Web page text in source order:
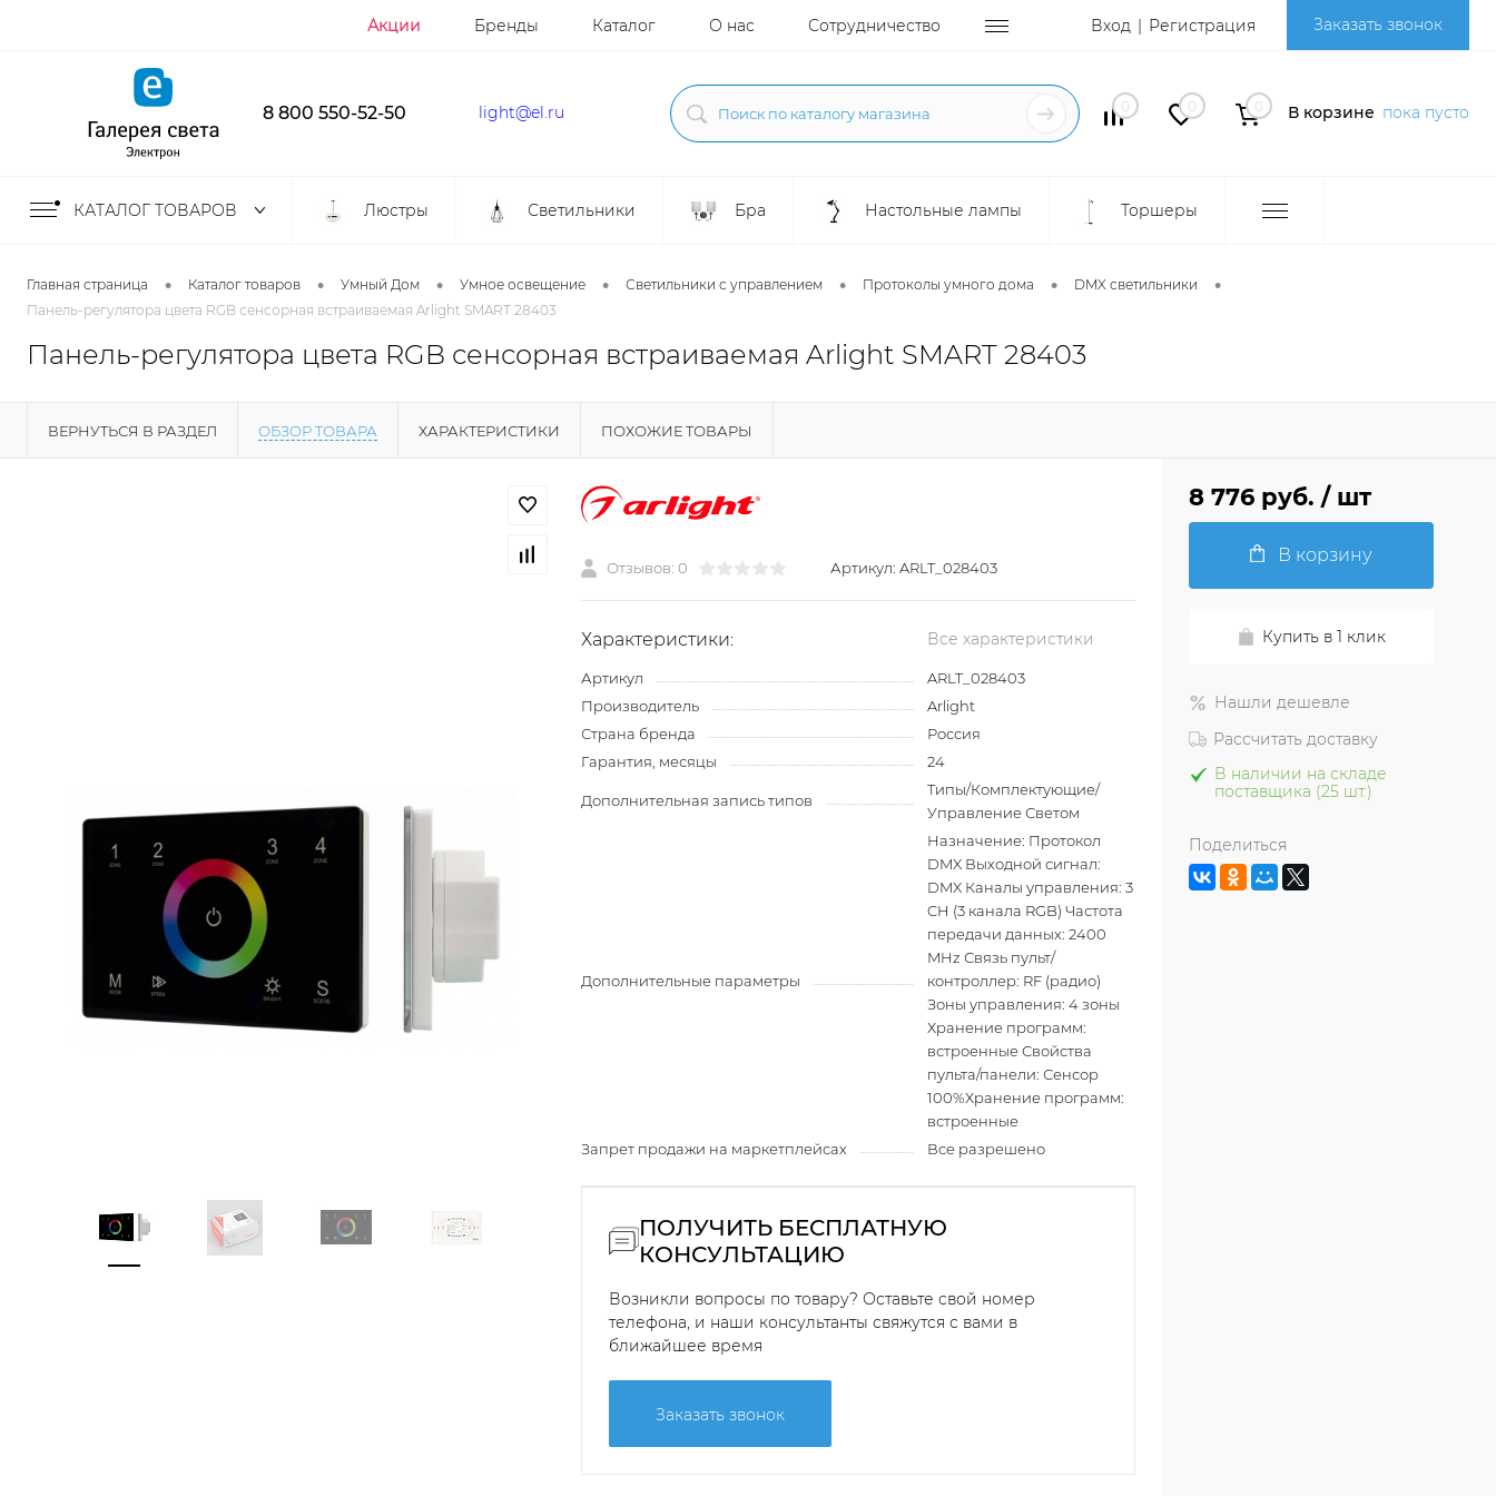
Акции Бренды Каталог О нас Сотрудничество Вход Регистрация Заказать звонок
8 800 550-52-50 light@el.ru 0 0 0 В корзине пока пусто
КАТАЛОГ ТОВАРОВ Люстры Светильники Бра Настольные лампы Торшеры
Главная страница • Каталог товаров • Умный Дом • Умное освещение • Светильники с управлением • Протоколы умного дома • DMX светильники •
Панель-регулятора цвета RGB сенсорная встраиваемая Arlight SMART 28403
Панель-регулятора цвета RGB сенсорная встраиваемая Arlight SMART 28403
ВЕРНУТЬСЯ В РАЗДЕЛ ОБЗОР ТОВАРА ХАРАКТЕРИСТИКИ ПОХОЖИЕ ТОВАРЫ
Отзывов: 0 Артикул: ARLT_028403
Характеристики: Все характеристики
Артикул
ARLT_028403
Производитель
Arlight
Страна бренда
Россия
Гарантия, месяцы
24
Дополнительная запись типов
Типы/Комплектующие/
Управление Светом
Дополнительные параметры
Назначение: Протокол
DMX Выходной сигнал:
DMX Каналы управления: 3
CH (3 канала RGB) Частота
передачи данных: 2400
MHz Связь пульт/
контроллер: RF (радио)
Зоны управления: 4 зоны
Хранение программ:
встроенные Свойства
пульта/панели: Сенсор
100%Хранение программ:
встроенные
Запрет продажи на маркетплейсах
Все разрешено
ПОЛУЧИТЬ БЕСПЛАТНУЮ
КОНСУЛЬТАЦИЮ
Возникли вопросы по товару? Оставьте свой номер
телефона, и наши консультанты свяжутся с вами в
ближайшее время
Заказать звонок
8 776 руб. / шт
В корзину
Купить в 1 клик
Нашли дешевле
Рассчитать доставку
В наличии на складе
поставщика (25 шт.)
Поделиться